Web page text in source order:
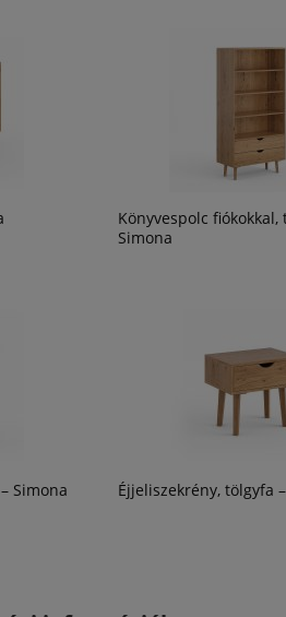
Könyvespolc fiókokkal,
Simona
Simona Éjjeliszekrény, tölgyfa